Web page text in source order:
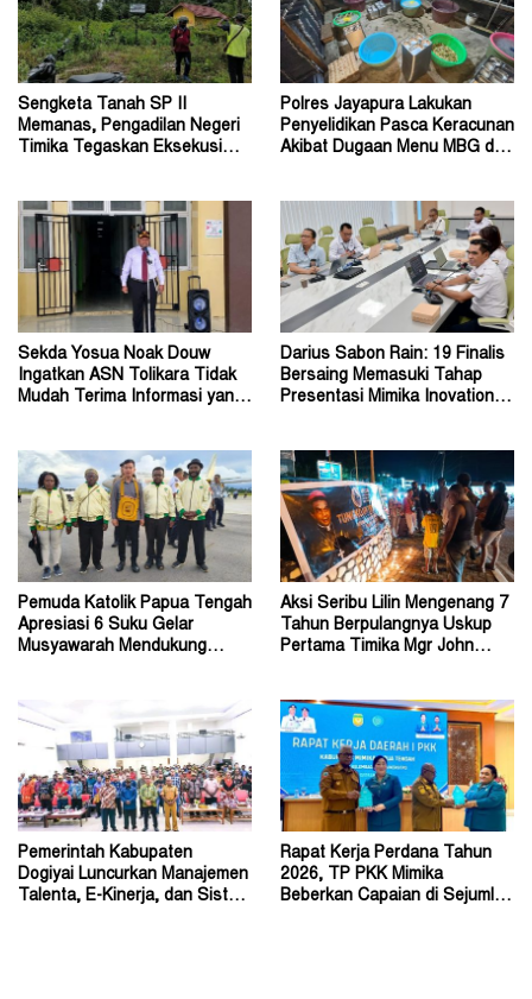
Sengketa Tanah SP II
Memanas, Pengadilan Negeri
Timika Tegaskan Eksekusi
Polres Jayapura Lakukan
Penyelidikan Pasca Keracunan
Akibat Dugaan Menu MBG di
Sekda Yosua Noak Douw
Ingatkan ASN Tolikara Tidak
Mudah Terima Informasi yang
Darius Sabon Rain: 19 Finalis
Bersaing Memasuki Tahap
Presentasi Mimika Inovation
Pemuda Katolik Papua Tengah
Apresiasi 6 Suku Gelar
Musyawarah Mendukung
Aksi Seribu Lilin Mengenang 7
Tahun Berpulangnya Uskup
Pertama Timika Mgr John
Pemerintah Kabupaten
Dogiyai Luncurkan Manajemen
Talenta, E-Kinerja, dan Sistem
Rapat Kerja Perdana Tahun
2026, TP PKK Mimika
Beberkan Capaian di Sejumlah